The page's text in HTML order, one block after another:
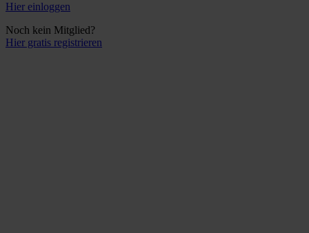
Hier einloggen
Noch kein Mitglied?
Hier gratis registrieren